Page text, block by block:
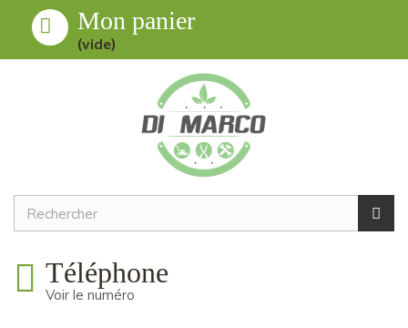
Mon panier
(vide)
Téléphone
Voir le numéro